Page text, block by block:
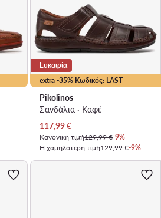
extra -35% Κωδικός: LAST
Ευκαιρία
Pikolinos
Σανδάλια · Καφέ
Τρέχουσα τιμή
117,99€
Κανονική τιμή129,99 €-9%
Η χαμηλότερη τιμή129,99 €-9%